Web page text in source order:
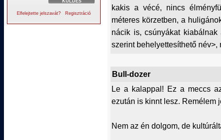
Elfelejtette jelszavát? Regisztráció
kakis a vécé, nincs
méteres körzetben, a
nácik is, csúnyákat
szerint behelyettesíthető név>,
Bull-dozer
Le a kalappal! Ez a meccs
ezután is kinnt lesz. Remélem
Nem az én dolgom, de